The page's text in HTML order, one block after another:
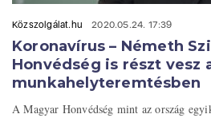
Közszolgálat.hu 2020.05.24. 17:39
Koronavírus – Németh
Honvédség is részt vesz
munkahelyteremtésben
A Magyar Honvédség mint az ország